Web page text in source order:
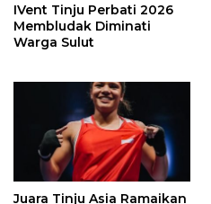
IVent Tinju Perbati 2026
Membludak Diminati
Warga Sulut
Juara Tinju Asia Ramaikan